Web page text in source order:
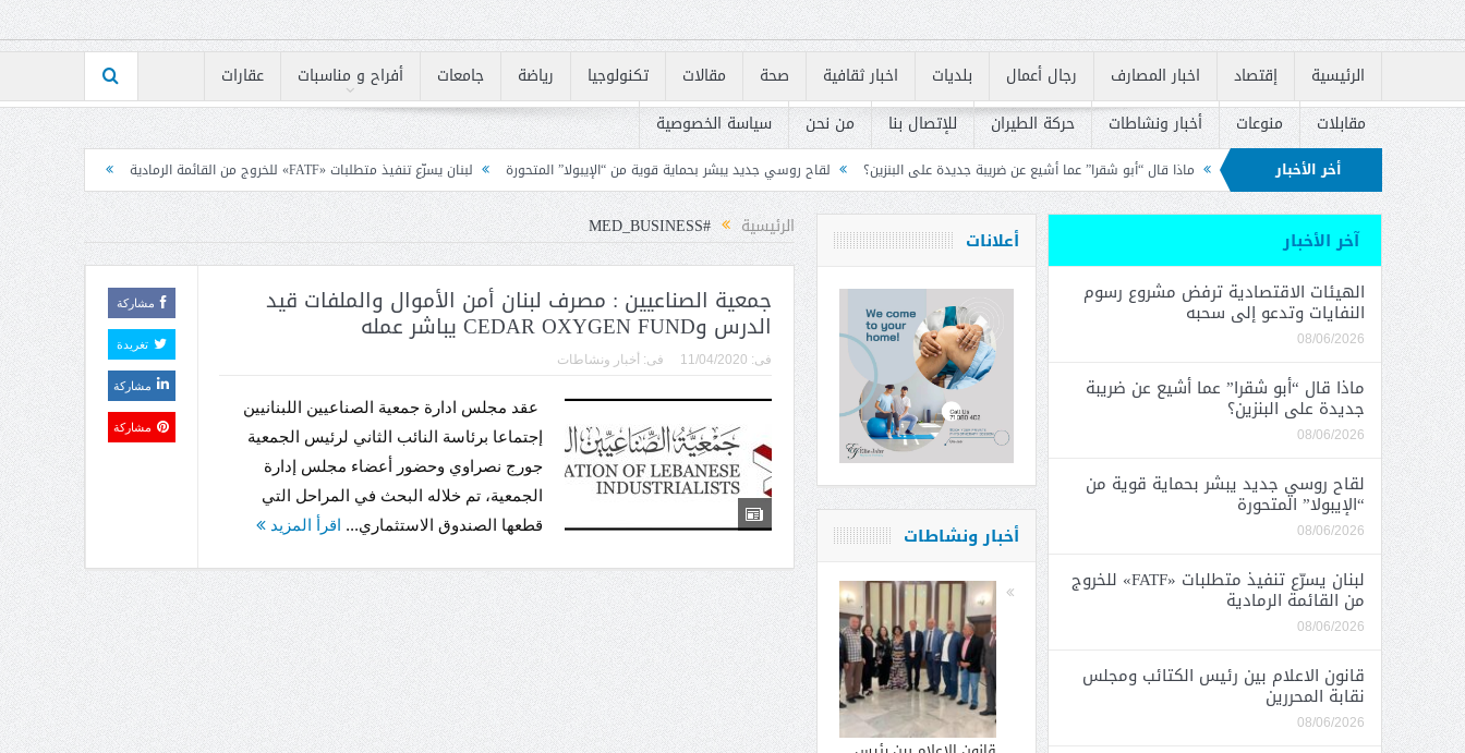
الرئيسية إقتصاد اخبار المصارف رجال أعمال بلديات اخبار ثقافية صحة مقالات تكنولوجيا رياضة جامعات أفراح و مناسبات
عقارات
مقابلات
منوعات أخبار ونشاطات حركة الطيران للإتصال بنا من نحن سياسة الخصوصية
أخر الأخبار وتدعو إلى سحبه ماذا قال “أبو شقرا” عما أشيع عن ضريبة جديدة على البنزين؟ لقاح روسي جديد يبشر بحماية قوية من “الإيبولا” المتحورة لبنان يسرّع تنفيذ متطلبات «FATF» للخروج من القائمة الرمادية
قانون الاعلام بين رئيس الكتائب ومجلس
الإسكان في إعادة إطلاق القروض السكنية
الرئيسية #MED_BUSINESS
جمعية الصناعيين : مصرف لبنان أمن الأموال والملفات قيد
الدرس وCEDAR OXYGEN FUND يباشر عمله
فى: 11/04/2020 فى: أخبار ونشاطات
عقد مجلس ادارة جمعية الصناعيين اللبنانيين
إجتماعا برئاسة النائب الثاني لرئيس الجمعية
جورج نصراوي وحضور أعضاء مجلس إدارة
الجمعية، تم خلاله البحث في المراحل التي
قطعها الصندوق الاستثماري... اقرأ المزيد
مشاركة
تغريدة
مشاركة
مشاركة
أعلانات
أخبار ونشاطات
آخر الأخبار
الهيئات الاقتصادية ترفض مشروع رسوم
النفايات وتدعو إلى سحبه
08/06/2026
ماذا قال “أبو شقرا” عما أشيع عن ضريبة
جديدة على البنزين؟
08/06/2026
لقاح روسي جديد يبشر بحماية قوية من
“الإيبولا” المتحورة
08/06/2026
لبنان يسرّع تنفيذ متطلبات «FATF» للخروج
من القائمة الرمادية
08/06/2026
قانون الاعلام بين رئيس الكتائب ومجلس
نقابة المحررين
08/06/2026